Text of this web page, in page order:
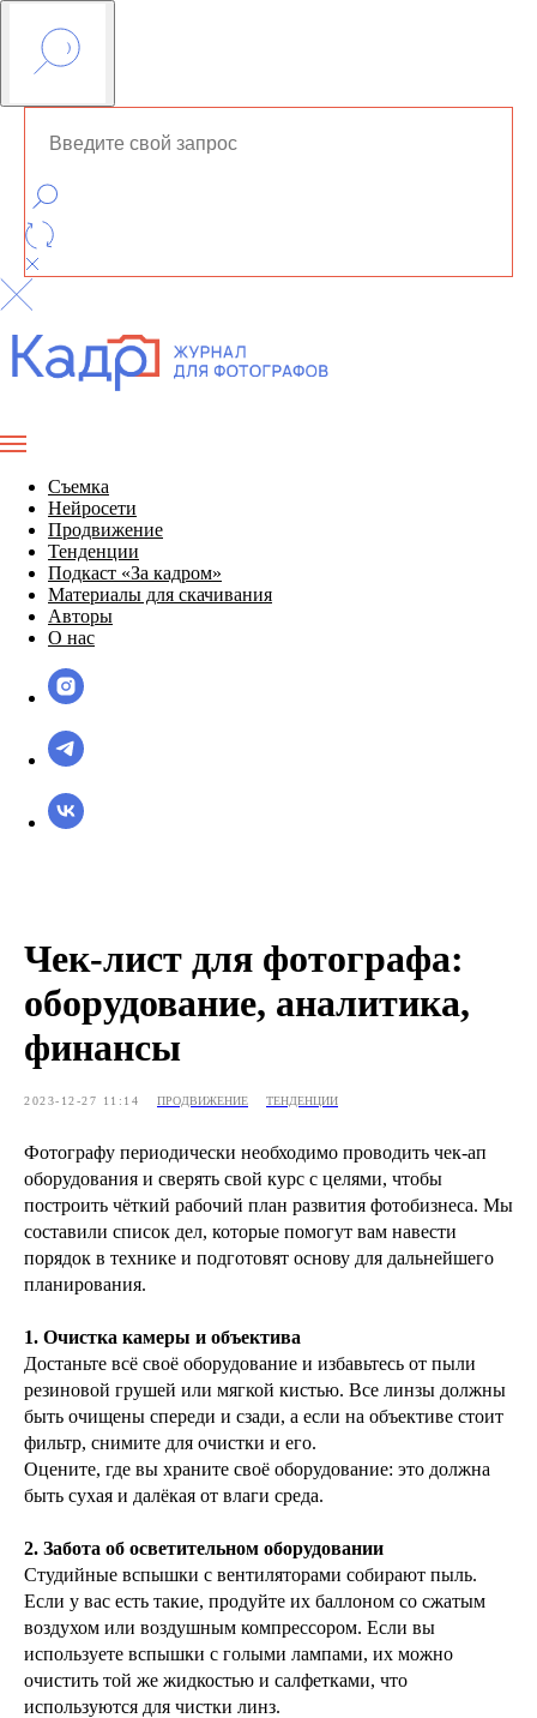
Съемка
Нейросети
Продвижение
Тенденции
Подкаст «За кадром»
Материалы для скачивания
Авторы
О нас
Чек-лист для фотографа:
оборудование, аналитика,
финансы
2023-12-27 11:14 ПРОДВИЖЕНИЕ ТЕНДЕНЦИИ
Фотографу периодически необходимо проводить чек-ап
оборудования и сверять свой курс с целями, чтобы
построить чёткий рабочий план развития фотобизнеса. Мы
составили список дел, которые помогут вам навести
порядок в технике и подготовят основу для дальнейшего
планирования.
1. Очистка камеры и объектива
Достаньте всё своё оборудование и избавьтесь от пыли
резиновой грушей или мягкой кистью. Все линзы должны
быть очищены спереди и сзади, а если на объективе стоит
фильтр, снимите для очистки и его.
Оцените, где вы храните своё оборудование: это должна
быть сухая и далёкая от влаги среда.
2. Забота об осветительном оборудовании
Студийные вспышки с вентиляторами собирают пыль.
Если у вас есть такие, продуйте их баллоном со сжатым
воздухом или воздушным компрессором. Если вы
используете вспышки с голыми лампами, их можно
очистить той же жидкостью и салфетками, что
используются для чистки линз.